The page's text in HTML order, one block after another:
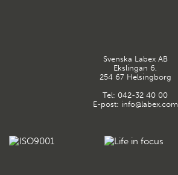
Svenska Labex AB
Ekslingan 6,
254 67 Helsingborg
Tel: 042-32 40 00
E-post: info@labex.com